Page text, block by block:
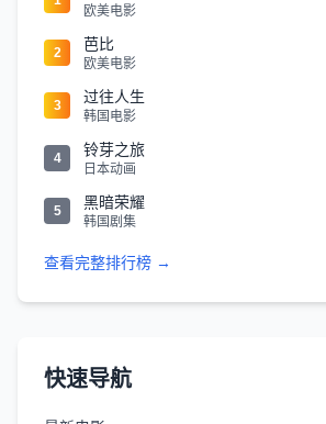
欧美电影
2 芭比
欧美电影
3 过往人生
韩国电影
4 铃芽之旅
日本动画
5 黑暗荣耀
韩国剧集
查看完整排行榜 →
快速导航